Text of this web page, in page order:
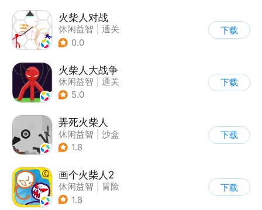
火柴人对战
休闲益智
通关
| 火柴人
0.0
下载
火柴人大战争
休闲益智
通关
| 火柴人
5.0
下载
弄死火柴人
休闲益智
沙盒
| 火柴人
1.8
下载
画个火柴人2
休闲益智
冒险
| 火柴人
1.8
下载